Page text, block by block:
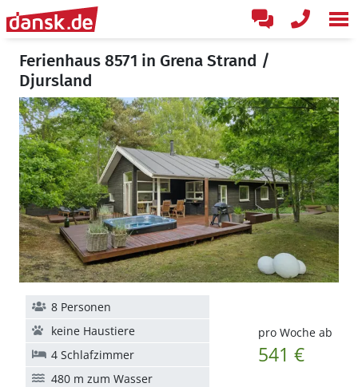
Ferienhaus 8571 in Grena Strand /
Djursland
pro Woche ab
541 €
8 Personen
keine Haustiere
4 Schlafzimmer
480 m zum Wasser